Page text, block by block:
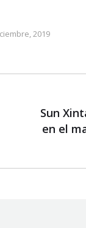
2019
Next
Sun
en el